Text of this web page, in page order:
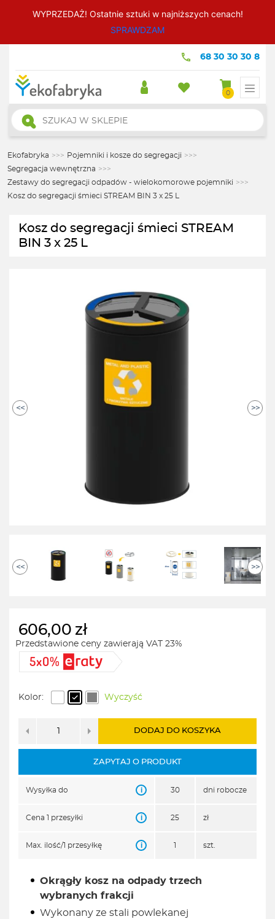
WYPRZEDAŻ! Ostatnie sztuki w najniższych cenach!
SPRAWDZAM
68 30 30 30 8
0
Wyszukiwarka
produktów
Ekofabryka >>> Pojemniki i kosze do segregacji >>>
Segregacja wewnętrzna >>>
Zestawy do segregacji odpadów - wielokomorowe pojemniki >>>
Kosz do segregacji śmieci STREAM BIN 3 x 25 L
Kosz do segregacji śmieci STREAM
BIN 3 x 25 L
<< >>
<< >>
606,00 zł
Przedstawione ceny zawierają VAT 23%
Kolor: Wyczyść
DODAJ DO KOSZYKA
ZAPYTAJ O PRODUKT
Wysyłka do i 30 dni robocze
Cena 1 przesyłki i 25 zł
Max. ilość/1 przesyłkę i szt.
Okrągły kosz na odpady trzech
wybranych frakcji
Wykonany ze stali powlekanej